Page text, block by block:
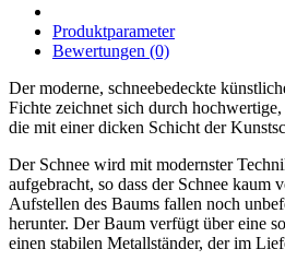
Produktparameter
Bewertungen (0)
Der moderne, schneebedeckte
Fichte zeichnet sich durch
die mit einer dicken Schicht der
Der Schnee wird mit modernster
aufgebracht, so dass der Schnee
Aufstellen des Baums fallen noch
herunter. Der Baum verfügt über eine
einen stabilen Metallständer, der im